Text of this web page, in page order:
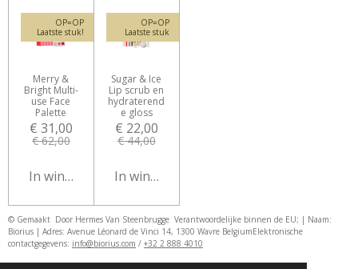
OP=OP
Laatste stuk!
Merry &
Bright Multi-
use Face
Palette
€ 31,00
€ 62,00
In winkelwagen
OP=OP
Laatste stuk
Sugar & Ice
Lip scrub en
hydraterend
e gloss
€ 22,00
€ 44,00
In winkelwagen
© Gemaakt Door Hermes Van Steenbrugge Verantwoordelijke binnen de EU; | Naam:
Biorius | Adres: Avenue Léonard de Vinci 14, 1300 Wavre BelgiumElektronische
contactgegevens: info@biorius.com / +32 2 888 4010